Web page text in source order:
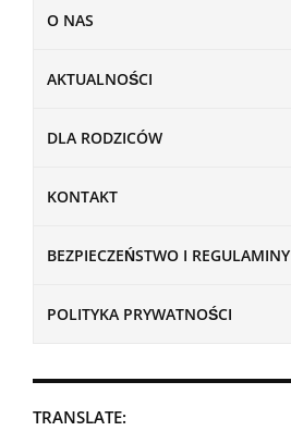
O NAS
AKTUALNOŚCI
DLA RODZICÓW
KONTAKT
BEZPIECZEŃSTWO I REGULAMINY
POLITYKA PRYWATNOŚCI
TRANSLATE: